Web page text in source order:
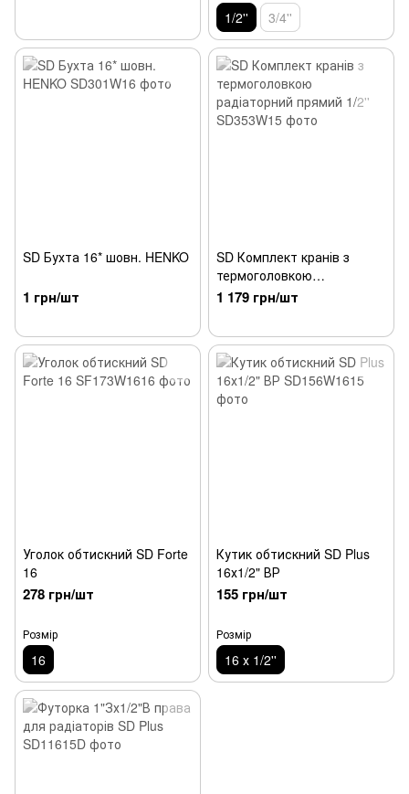
1/2'' 3/4''
SD Бухта 16* шовн. HENKO
1 грн/шт
SD Комплект кранів з
термоголовкою
радіаторний прямий 1/2''
1 179 грн/шт
Уголок обтискний SD Forte
16
278 грн/шт
Розмір
16
Кутик обтискний SD Plus
16х1/2" ВР
155 грн/шт
Розмір
16 х 1/2''